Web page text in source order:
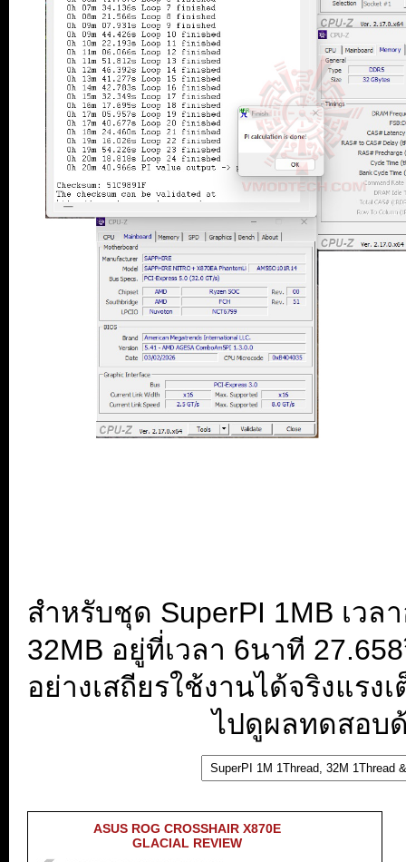
สำหรับชุด SuperPI 1MB เวล
32MB อยู่ที่เวลา 6นาที
อย่างเสถียรใช้งานได้จริงแรง
ไปดูผลทดสอบ
ASUS ROG CROSSHAIR X870E
GLACIAL REVIEW